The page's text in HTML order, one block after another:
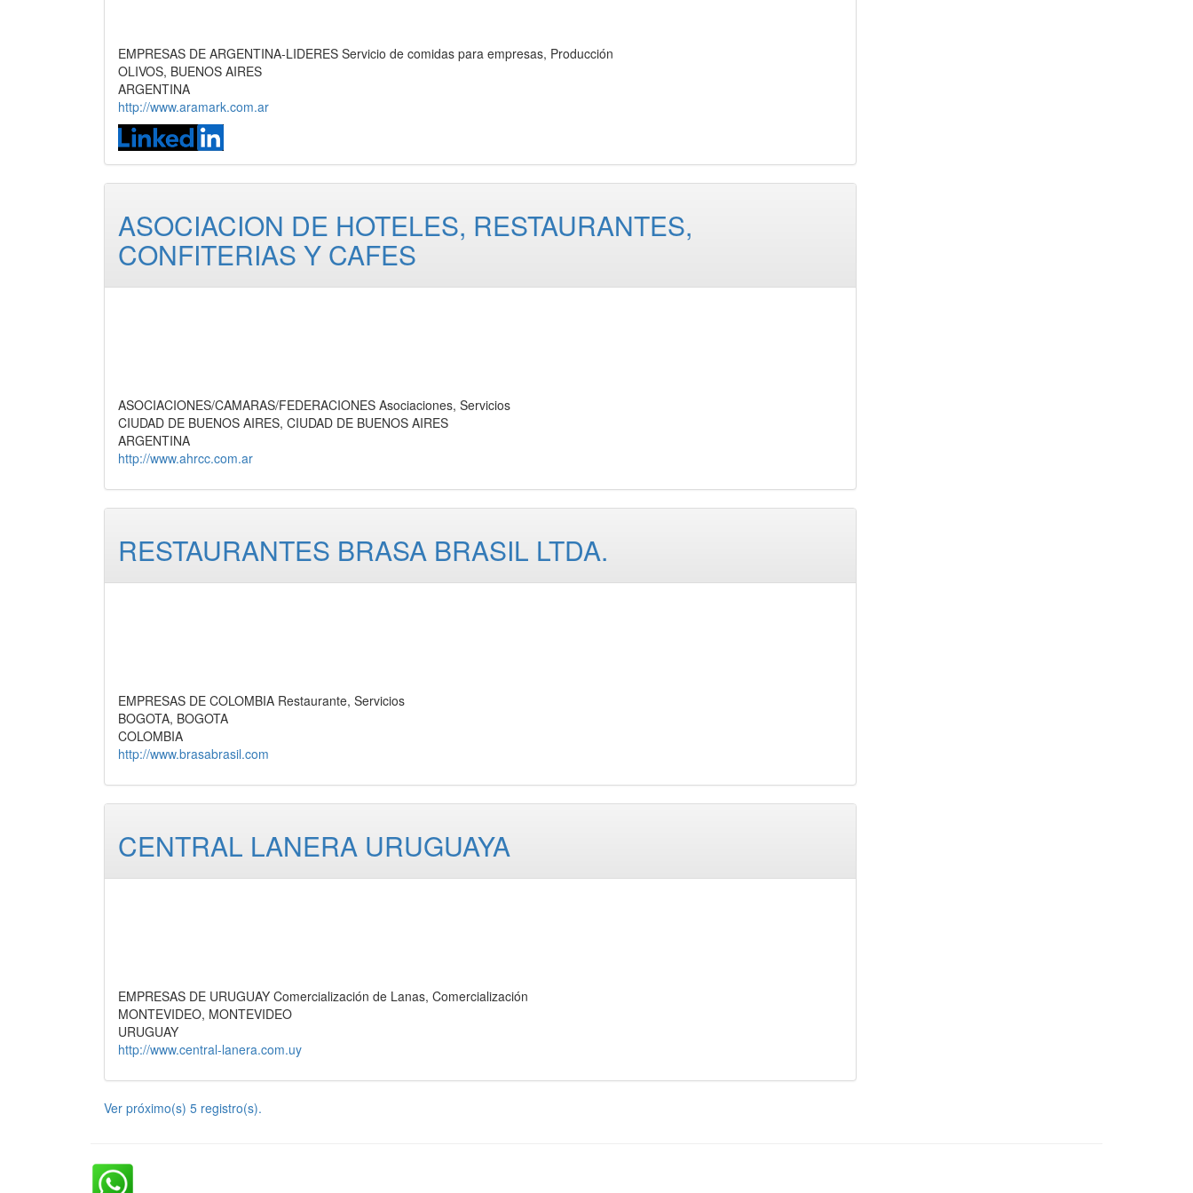
EMPRESAS DE ARGENTINA-LIDERES Servicio de comidas para empresas, Producción
OLIVOS, BUENOS AIRES
ARGENTINA
http://www.aramark.com.ar
ASOCIACION DE HOTELES, RESTAURANTES,
CONFITERIAS Y CAFES
ASOCIACIONES/CAMARAS/FEDERACIONES Asociaciones, Servicios
CIUDAD DE BUENOS AIRES, CIUDAD DE BUENOS AIRES
ARGENTINA
http://www.ahrcc.com.ar
RESTAURANTES BRASA BRASIL LTDA.
EMPRESAS DE COLOMBIA Restaurante, Servicios
BOGOTA, BOGOTA
COLOMBIA
http://www.brasabrasil.com
CENTRAL LANERA URUGUAYA
EMPRESAS DE URUGUAY Comercialización de Lanas, Comercialización
MONTEVIDEO, MONTEVIDEO
URUGUAY
http://www.central-lanera.com.uy
Ver próximo(s) 5 registro(s).